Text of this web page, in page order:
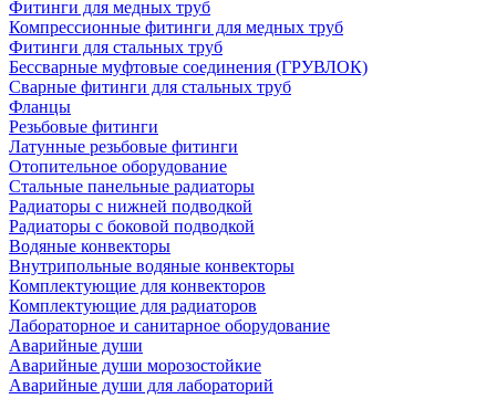
Фитинги для медных труб
Компрессионные фитинги для медных труб
Фитинги для стальных труб
Бессварные муфтовые соединения (ГРУВЛОК)
Сварные фитинги для стальных труб
Фланцы
Резьбовые фитинги
Латунные резьбовые фитинги
Отопительное оборудование
Стальные панельные радиаторы
Радиаторы с нижней подводкой
Радиаторы с боковой подводкой
Водяные конвекторы
Внутрипольные водяные конвекторы
Комплектующие для конвекторов
Комплектующие для радиаторов
Лабораторное и санитарное оборудование
Аварийные души
Аварийные души морозостойкие
Аварийные души для лабораторий